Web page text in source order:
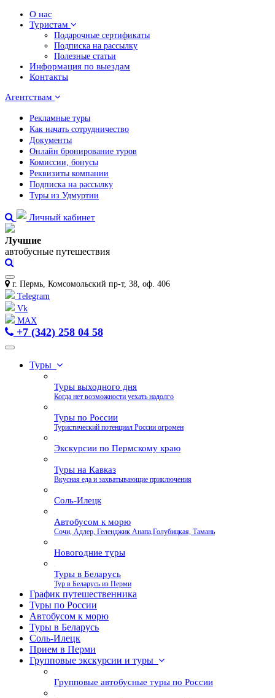
О нас
Туристам
Подарочные сертификаты
Подписка на рассылку
Полезные статьи
Информация по выездам
Контакты
Агентствам
Рекламные туры
Как начать сотрудничество
Документы
Онлайн бронирование туров
Комиссии, бонусы
Реквизиты компании
Подписка на рассылку
Туры из Удмуртии
Личный кабинет
Лучшие
автобусные путешествия
г. Пермь, Комсомольский пр-т, 38, оф. 406
Telegram
Vk
MAX
+7 (342) 258 04 58
Туры
Туры выходного дня
Когда нет возможности уехать надолго
Туры по России
Туристический потенциал России огромен
Экскурсии по Пермскому краю
Туры на Кавказ
Вкусная еда и захватывающие приключения
Соль-Илецк
Автобусом к морю
Сочи, Адлер, Геленджик Анапа,Голубицкая, Тамань
Новогодние туры
Туры в Беларусь
Тур в Беларусь из Перми
График путешественника
Туры по России
Автобусом к морю
Туры в Беларусь
Соль-Илецк
Прием в Перми
Групповые экскурсии и туры
Групповые автобусные туры по России